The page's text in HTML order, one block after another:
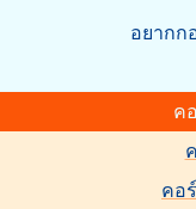
อยากก
ค
คอ